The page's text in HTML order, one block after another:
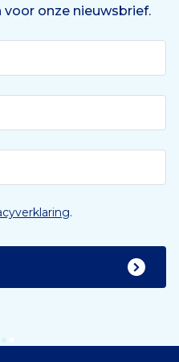
voor onze nieuwsbrief.
.